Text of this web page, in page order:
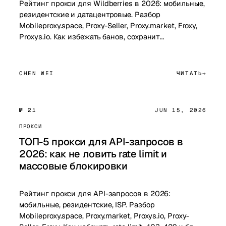
Рейтинг прокси для Wildberries в 2026: мобильные,
резидентские и датацентровые. Разбор
Mobileproxy.space, Proxy-Seller, Proxy.market, Froxy,
Proxys.io. Как избежать банов, сохранит…
CHEN WEI ЧИТАТЬ
№ 21 JUN 15, 2026
ПРОКСИ
ТОП-5 прокси для API-запросов в
2026: как не ловить rate limit и
массовые блокировки
Рейтинг прокси для API-запросов в 2026:
мобильные, резидентские, ISP. Разбор
Mobileproxy.space, Proxy.market, Proxys.io, Proxy-